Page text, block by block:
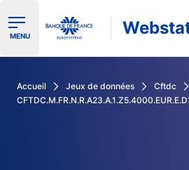
Ouvrir le menu de navigation
MENU
Accueil Jeux de données
Cftdc